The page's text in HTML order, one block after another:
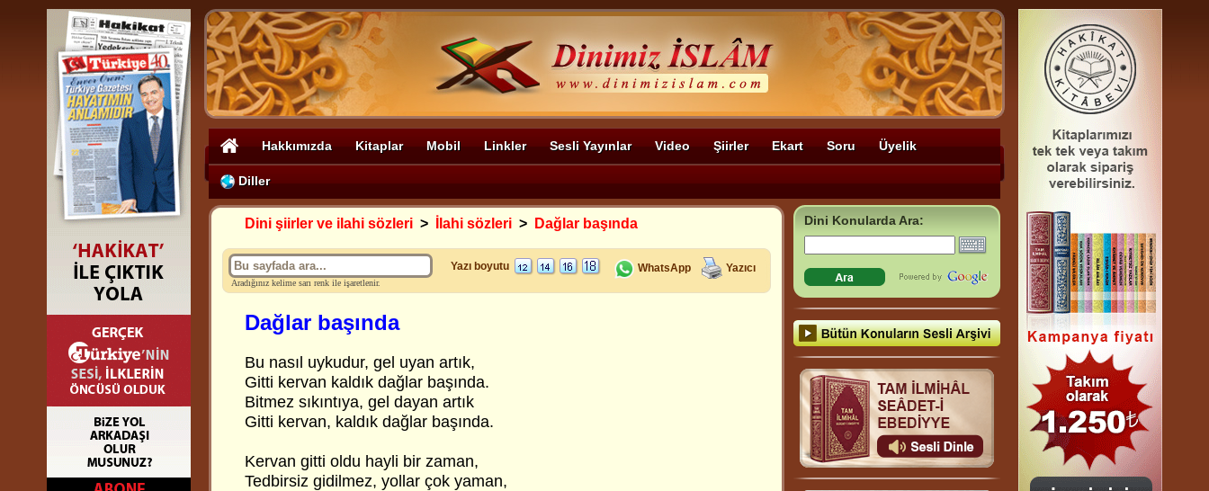
Hakkımızda Kitaplar Mobil Linkler Sesli Yayınlar Video Şiirler Ekart Soru Üyelik
Diller
Dini şiirler ve ilahi sözleri > İlahi sözleri > Dağlar başında
Aradığınız kelime sarı renk ile işaretlenir.
Yazı boyutu WhatsApp Yazıcı
Dağlar başında
Bu nasıl uykudur, gel uyan artık,
Gitti kervan kaldık dağlar başında.
Bitmez sıkıntıya, gel dayan artık
Gitti kervan, kaldık dağlar başında.
Kervan gitti oldu hayli bir zaman,
Tedbirsiz gidilmez, yollar çok yaman,
Dini Konularda Ara: